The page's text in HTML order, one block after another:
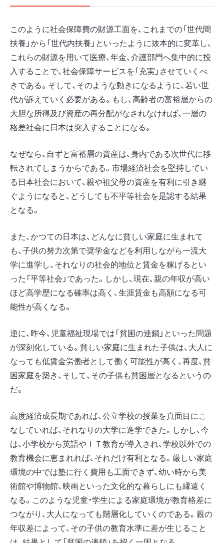
このように社会保障費の財源工面を、これまでの「世代間
扶養」から「世代内扶養」といったように抜本的に変革し、
これらの財源を用いて医療、年金、介護部門へ集中的に投
入することで、社会保障サービスを「充実」させていくべ
きである。そして、そのような動きになるように、若い世
代が訴えていく必要がある。もし、高齢者の富裕層からの
大胆な所得及び資産の再分配がなされなければ、一層の
格差社会に日本は突入することになる。
なぜなら、自ずと富裕層の資産は、身内である次世代に移
転されてしまうからである。市場経済社会を堅持してい
る日本社会において、親や祖父母の資産を有利に引き継
ぐようになると、どうしても不平等社会を是認する結果
となる。
また、かつての日本は、どんなに貧しい家庭に生まれて
も、子供の努力次第で奨学金などを利用しながら一流大
学に進学し、それなりの社会的地位と賃金を稼げるとい
った「平等社会」であった。しかし、現在、親の年収が高い
ほど高学歴になる確率は高く、生涯賃金も高額になる可
能性が高くなる。
逆に、昨今、児童福祉現場では「貧困の連鎖」といった問題
が深刻化している。貧しい家庭に生まれた子供は、大人に
なっても低賃金労働者として働く可能性が高く、再度、貧
困家庭を築き、そして、その子供も貧困層となるというの
だ。
高度経済成長期であれば、公立学校の授業を真面目にこ
なしていれば、それなりの大学に進学できた。しかし、今
は、小学校から英語やＩＴ教育が導入され、学校以外での
教育機会に恵まれれば、それだけ有利となる。厳しい家庭
環境の中では塾に行く費用も工面できず、幼い時から美
術館や博物館、映画といった文化的な暮らしにも縁遠く
なる。このような児童・学生による家庭環境が教育格差に
つながり、大人になっても階層化していくのである。親の
年収差によって、その子供の教育水準に差が生じること